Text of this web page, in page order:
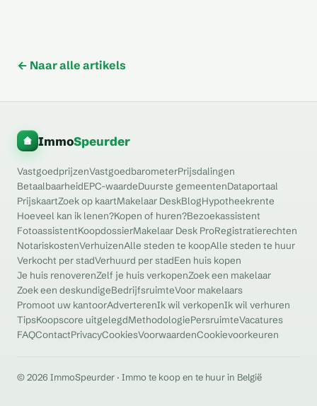
← Naar alle artikels
ImmoSpeurder
VastgoedprijzenVastgoedbarometerPrijsdalingen
BetaalbaarheidEPC-waardeDuurste gemeentenDataportaal
PrijskaartZoek op kaartMakelaar DeskBlogHypotheekrente
Hoeveel kan ik lenen?Kopen of huren?Bezoekassistent
FotoassistentKoopdossierMakelaar Desk ProRegistratierechten
NotariskostenVerhuizenAlle steden te koopAlle steden te huur
Verkocht per stadVerhuurd per stadEen huis kopen
Je huis renoverenZelf je huis verkopenZoek een makelaar
Zoek een deskundigeBedrijfsruimteVoor makelaars
Promoot uw kantoorAdverterenIk wil verkopenIk wil verhuren
TipsKoopscore uitgelegdMethodologiePersruimteVacatures
FAQContactPrivacyCookiesVoorwaardenCookievoorkeuren
© 2026 ImmoSpeurder · Immo te koop en te huur in België